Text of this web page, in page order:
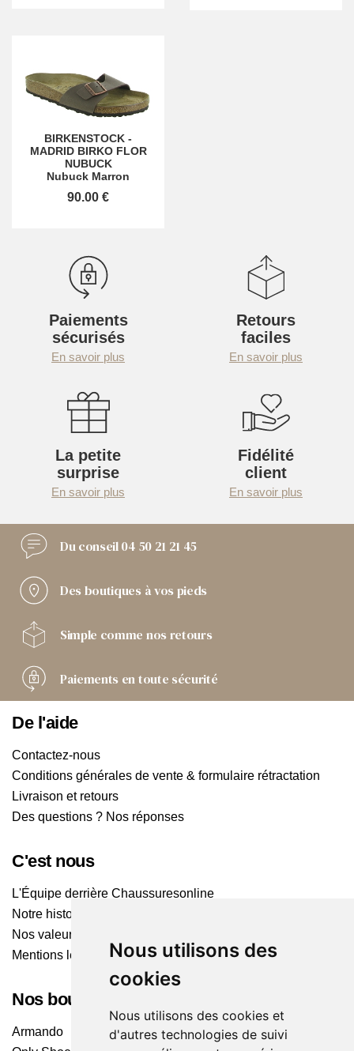
Nous utilisons des
cookies
Nous utilisons des cookies et
d'autres technologies de suivi
BIRKENSTOCK -
MADRID BIRKO FLOR
NUBUCK
Nubuck Marron
90.00 €
Paiements
sécurisés
En savoir plus
Retours
faciles
En savoir plus
La petite
surprise
En savoir plus
Fidélité
client
En savoir plus
Du conseil04 50 21 21 45
Des boutiques à vos pieds
Simple comme nos retours
Paiements en toute sécurité
De l'aide
Contactez-nous
Conditions générales de vente & formulaire rétractation
Livraison et retours
Des questions ? Nos réponses
C'est nous
L'Équipe derrière Chaussuresonline
Notre histoire
Nos valeurs
Mentions légales
Nos boutiques
Armando